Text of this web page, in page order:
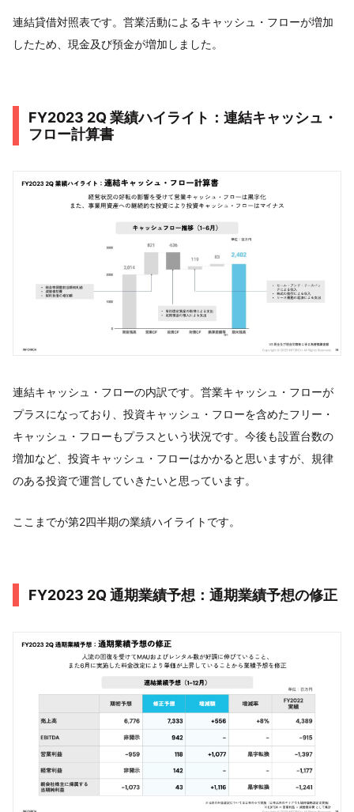
連結貸借対照表です。営業活動によるキャッシュ・フローが増加
したため、現金及び預金が増加しました。
FY2023 2Q 業績ハイライト：連結キャッシュ・
フロー計算書
連結キャッシュ・フローの内訳です。営業キャッシュ・フローが
プラスになっており、投資キャッシュ・フローを含めたフリー・
キャッシュ・フローもプラスという状況です。今後も設置台数の
増加など、投資キャッシュ・フローはかかると思いますが、規律
のある投資で運営していきたいと思っています。
ここまでが第2四半期の業績ハイライトです。
FY2023 2Q 通期業績予想：通期業績予想の修正